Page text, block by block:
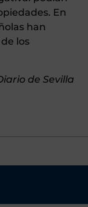
En
han
los
de Sevilla